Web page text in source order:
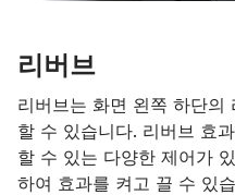
리버브
리버브는 화면 왼쪽 하단의
할 수 있습니다. 리버브 효
할 수 있는 다양한 제어가
하여 효과를 켜고 끌 수 있